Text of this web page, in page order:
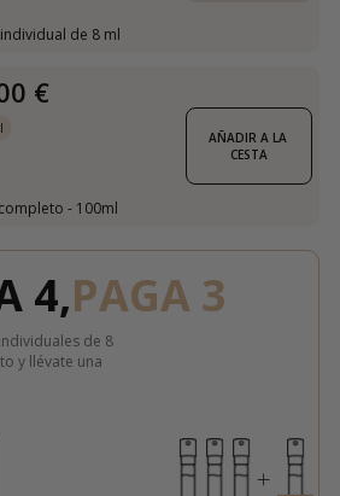
de 8 ml
€
- 100ml
AÑADIR A LA
CESTA
4,PAGA 3
de 8
y llévate una